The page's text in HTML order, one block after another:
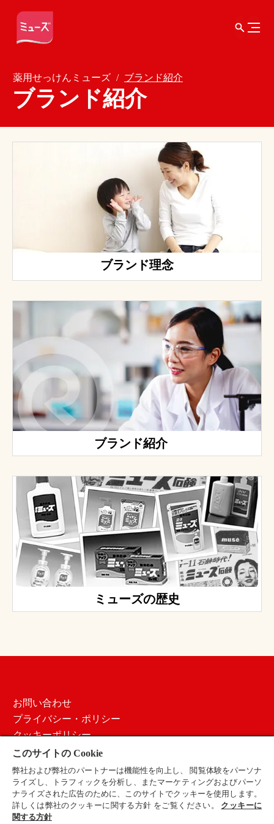
薬用せっけんミューズ ブランド紹介
ブランド紹介
ブランド理念
ブランド紹介
ミューズの歴史
お問い合わせ
プライバシー・ポリシー
クッキーポリシー
ご利用条件
サイトマップ
採用情報
会社概要
このサイトの Cookie
弊社および弊社のパートナーは機能性を向上し、 閲覧体験をパーソナ
ライズし、トラフィックを分析し、またマーケティングおよびパーソ
ナライズされた広告のために、このサイトでクッキーを使用します。
詳しくは弊社のクッキーに関する方針 をご覧ください。 クッキーに
関する方針